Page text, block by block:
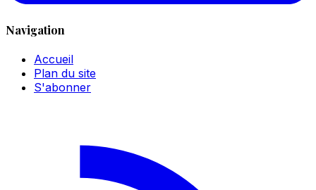
Navigation
Accueil
Plan du site
S'abonner